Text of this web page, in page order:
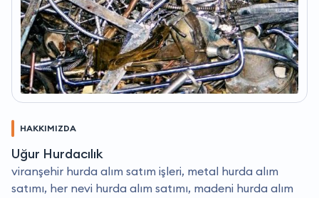
HAKKIMIZDA
Uğur Hurdacılık
viranşehir hurda alım satım işleri, metal hurda alım
satımı, her nevi hurda alım satımı, madeni hurda alım